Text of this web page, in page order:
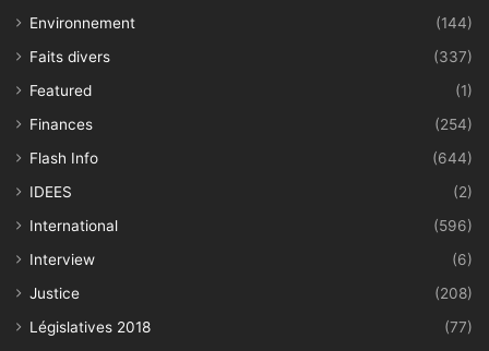
Environnement
(144)
Faits divers
(337)
Featured
(1)
Finances
(254)
Flash Info
(644)
IDEES
(2)
International
(596)
Interview
(6)
Justice
(208)
Législatives 2018
(77)